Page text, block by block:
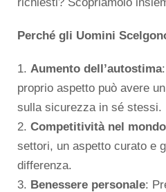
Perché gli Uomini
1. Aumento dell’autostima
proprio aspetto può avere
sulla sicurezza in sé stessi.
2. Competitività nel
settori, un aspetto curato e
differenza.
3. Benessere personale: